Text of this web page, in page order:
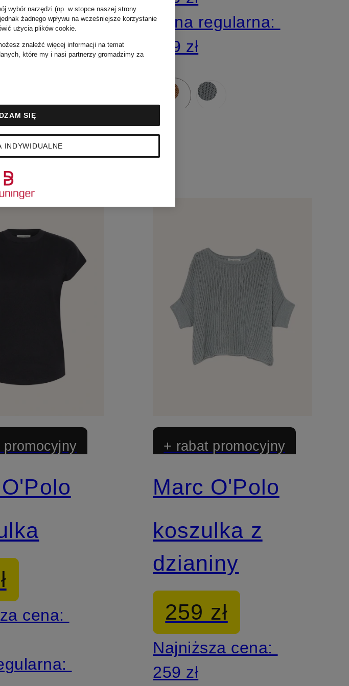
Cena regularna:
519 zł
promocyjny
cena:
+ rabat promocyjny
Z certyfikatem
Marc O'Polo
koszulka z
dzianiny
259 zł
Najniższa cena:
259 zł
wybór narzędzi (np. w stopce naszej strony
żadnego wpływu na wcześniejsze korzystanie
użycia plików cookie.
znaleźć więcej informacji na temat
które my i nasi partnerzy gromadzimy za
INDYWIDUALNE
SIĘ